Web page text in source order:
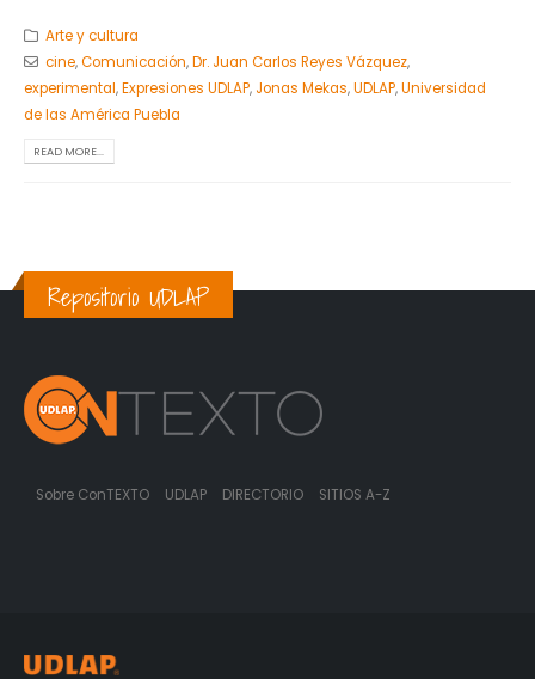
Arte y cultura
cine,Comunicación,Dr. Juan Carlos Reyes Vázquez,
experimental,Expresiones UDLAP, Jonas Mekas,UDLAP,Universidad
de las América Puebla
READ MORE...
Repositorio UDLAP
Sobre ConTEXTO UDLAP DIRECTORIO SITIOS A-Z